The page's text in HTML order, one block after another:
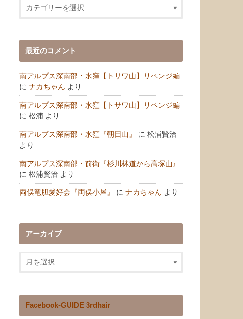
最近のコメント
南アルプス深南部・水窪【トサワ山】リベンジ編
に ナカちゃん より
南アルプス深南部・水窪【トサワ山】リベンジ編
に 松浦 より
南アルプス深南部・水窪『朝日山』 に 松浦賢治
より
南アルプス深南部・前衛『杉川林道から高塚山』
に 松浦賢治 より
両俣竜胆愛好会『両俣小屋』 に ナカちゃん より
アーカイブ
Facebook-GUIDE 3rdhair